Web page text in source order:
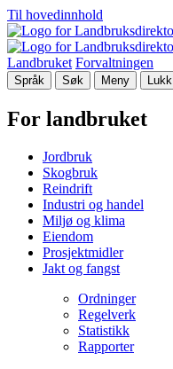
Til hovedinnhold
Landbruket Forvaltningen
Språk Søk Meny Lukk
For landbruket
Jordbruk
Skogbruk
Reindrift
Industri og handel
Miljø og klima
Eiendom
Prosjektmidler
Jakt og fangst
Ordninger
Regelverk
Statistikk
Rapporter